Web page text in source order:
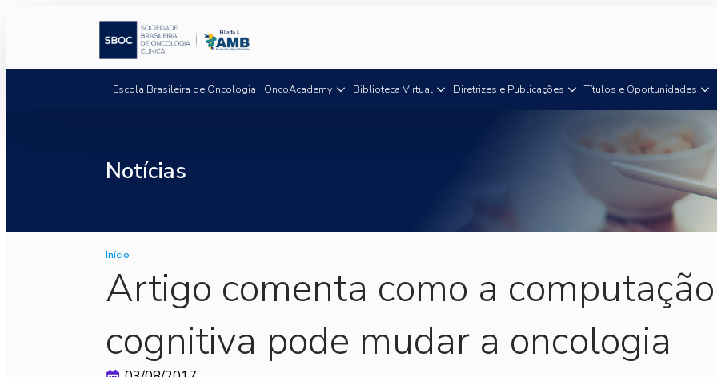
Escola Brasileira de Oncologia OncoAcademy Biblioteca Virtual Diretrizes e Publicações Títulos e Oportunidades
Notícias
Início
Artigo comenta como a computação
cognitiva pode mudar a oncologia